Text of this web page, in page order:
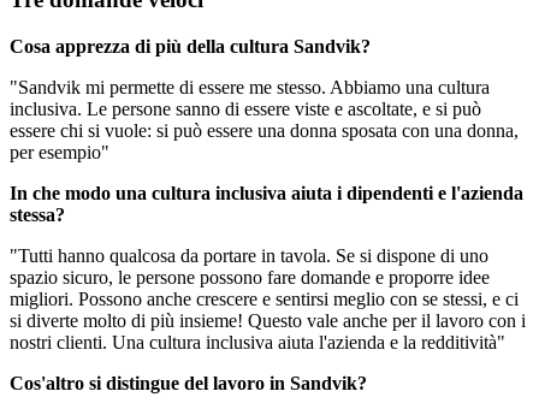
Cosa apprezza di più della cultura Sandvik?
"Sandvik mi permette di essere me stesso. Abbiamo una cultura
inclusiva. Le persone sanno di essere viste e ascoltate, e si può
essere chi si vuole: si può essere una donna sposata con una donna,
per esempio"
In che modo una cultura inclusiva aiuta i dipendenti e l'azienda
stessa?
"Tutti hanno qualcosa da portare in tavola. Se si dispone di uno
spazio sicuro, le persone possono fare domande e proporre idee
migliori. Possono anche crescere e sentirsi meglio con se stessi, e ci
si diverte molto di più insieme! Questo vale anche per il lavoro con i
nostri clienti. Una cultura inclusiva aiuta l'azienda e la redditività"
Cos'altro si distingue del lavoro in Sandvik?